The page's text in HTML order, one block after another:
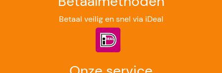
Betaal veilig en snel via iDeal